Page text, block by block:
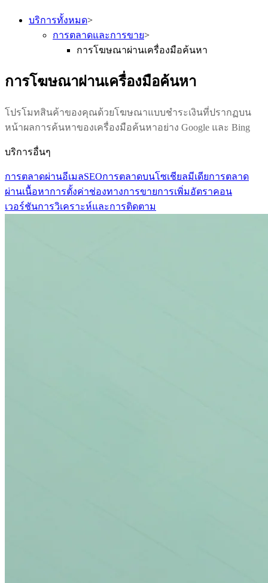
บริการทั้งหมด>
การตลาดและการขาย>
การโฆษณาผ่านเครื่องมือค้นหา
การโฆษณาผ่านเครื่องมือค้นหา
โปรโมทสินค้าของคุณด้วยโฆษณาแบบชำระเงินที่ปรากฏบน
หน้าผลการค้นหาของเครื่องมือค้นหาอย่าง Google และ Bing
บริการอื่นๆ
การตลาดผ่านอีเมลSEOการตลาดบนโซเชียลมีเดียการตลาด
ผ่านเนื้อหาการตั้งค่าช่องทางการขายการเพิ่มอัตราคอน
เวอร์ชันการวิเคราะห์และการติดตาม